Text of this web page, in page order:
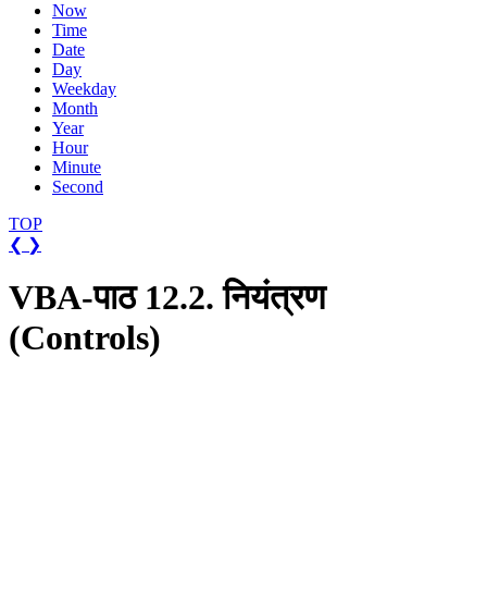
Now
Time
Date
Day
Weekday
Month
Year
Hour
Minute
Second
TOP
❮ ❯
VBA-पाठ 12.2. नियंत्रण
(Controls)